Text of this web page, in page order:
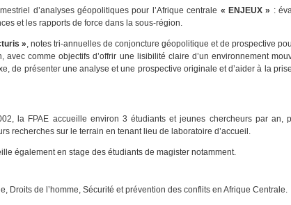
d’analyses géopolitiques pour l’Afrique centrale « ENJEUX » :
et les rapports de force dans la sous-région.
», notes tri-annuelles de conjoncture géopolitique et de prospective
avec comme objectifs d’offrir une lisibilité claire d’un environnement
de présenter une analyse et une prospective originale et d’aider à la
la FPAE accueille environ 3 étudiants et jeunes chercheurs par an,
recherches sur le terrain en tenant lieu de laboratoire d’accueil.
également en stage des étudiants de magister notamment.
Droits de l’homme, Sécurité et prévention des conflits en Afrique Centrale.